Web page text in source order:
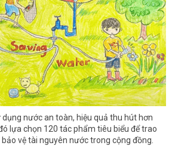
nước an toàn, hiệu quả thu hút hơn
lựa chọn 120 tác phẩm tiêu biểu để trao
vệ tài nguyên nước trong cộng đồng.